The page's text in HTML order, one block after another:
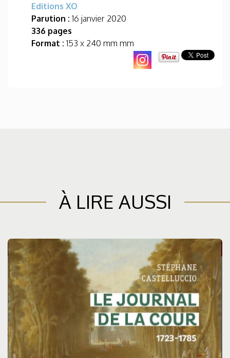
Editions XO
Parution : 16 janvier 2020
336 pages
Format : 153 x 240 mm mm
À LIRE AUSSI